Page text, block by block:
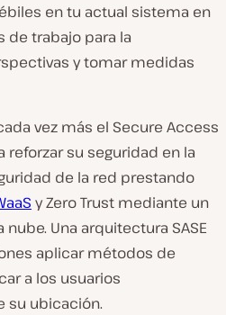
en tu actual sistema en
de trabajo para la
y tomar medidas
vez más el Secure Access
reforzar su seguridad en la
de la red prestando
y Zero Trust mediante un
Una arquitectura SASE
aplicar métodos de
a los usuarios
su ubicación.